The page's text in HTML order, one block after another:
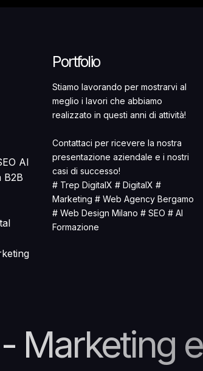
AI
B2B
Portfolio
Stiamo lavorando per mostrarvi al
meglio i lavori che abbiamo
realizzato in questi anni di attività!
Contattaci per ricevere la nostra
presentazione aziendale e i nostri
casi di successo!
# Trep DigitalX # DigitalX #
Marketing # Web Agency Bergamo
# Web Design Milano # SEO # AI
Formazione
Marketing e